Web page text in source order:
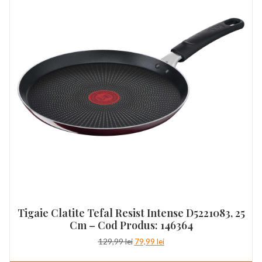
Tigaie Clatite Tefal Resist Intense D5221083, 25
Cm – Cod Produs: 146364
129,99lei Prețul
79,99 leiPrețul